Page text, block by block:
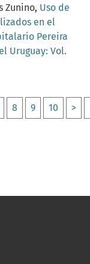
Zunino, Uso de
en el
Pereira
Uruguay: Vol.
8 9 10 >